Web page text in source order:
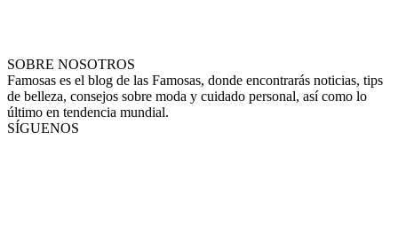
SOBRE NOSOTROS
Famosas es el blog de las Famosas, donde encontrarás noticias, tips
de belleza, consejos sobre moda y cuidado personal, así como lo
último en tendencia mundial.
SÍGUENOS